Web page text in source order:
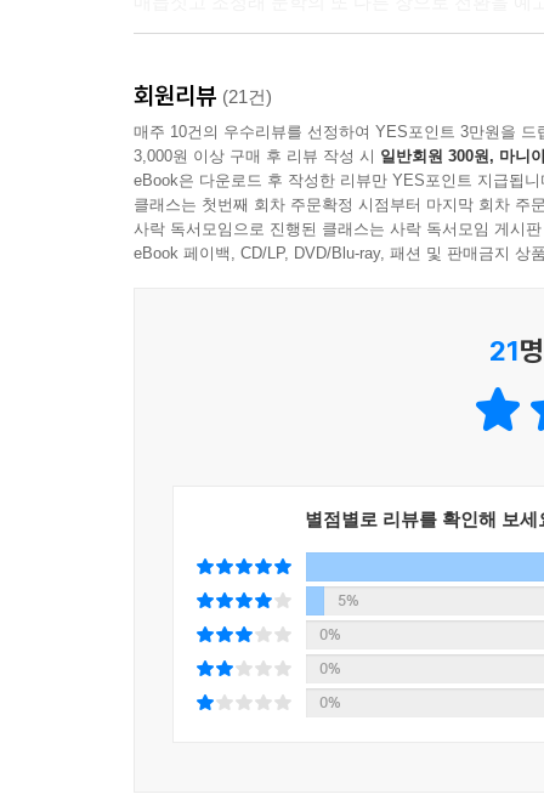
“하긴 그래요. 사랑 얘기야 풋내기 젊은것들이나
“뭐 재미있는 건가요?”
윤혁은 낭비하는 시간이 아깝지만 내색은 하지 못
“암, 재미있지. 재미있고말고요. 어떤 교수가 쓴
“자아, 뭐 길게 읽을 것 없이 중요한 한 대목만 딱
규명한 전작 단편 『수수께끼의 길』(《문학사
대하소설 3부작을 비롯한 이전 작품들이 우리
초점이 맞추어져 있다면, 이 작품은 “분단시대의
탐색하는 데 초점이 맞추어져 있다.”(문학평론가 황
무기형을 선고받았던 남파 간첩 윤혁과 장기수
영원히 소속되지 못한다. 무엇보다 ‘인민을 위한
대한 균형감각을 회복하고 ‘두 송이 꽃’과 같은
분단과 갈등을 극복하는 새로운 미래, 인간다운 삶
가치와 욕망을 짓밟는 사회의 위험성은 비단 특
주인공 윤혁은 한 고아원에서 ‘인간의 꽃’인
결말은, 분단을 딛고서 평화와 화합의 통일시대
기여했으면 하는 바람을 상징적으로 보여주는 것
회원리뷰 (21건)
매주 10건의 우수리뷰를 선정하여 YES포인트 3만원을 드
3,000원 이상 구매 후 리뷰 작성 시 일반회원 300원, 마니
eBook은 다운로드 후 작성한 리뷰만 YES포인트 지급됩니
클래스는 첫번째 회차 주문확정 시점부터 마지막 회차 주
사락 독서모임으로 진행된 클래스는 사락 독서모임 게시
eBook 페이백, CD/LP, DVD/Blu-ray, 패션 및 판매금지 상
21
별점별로 리뷰를 확인해 보세
5%
0%
0%
0%